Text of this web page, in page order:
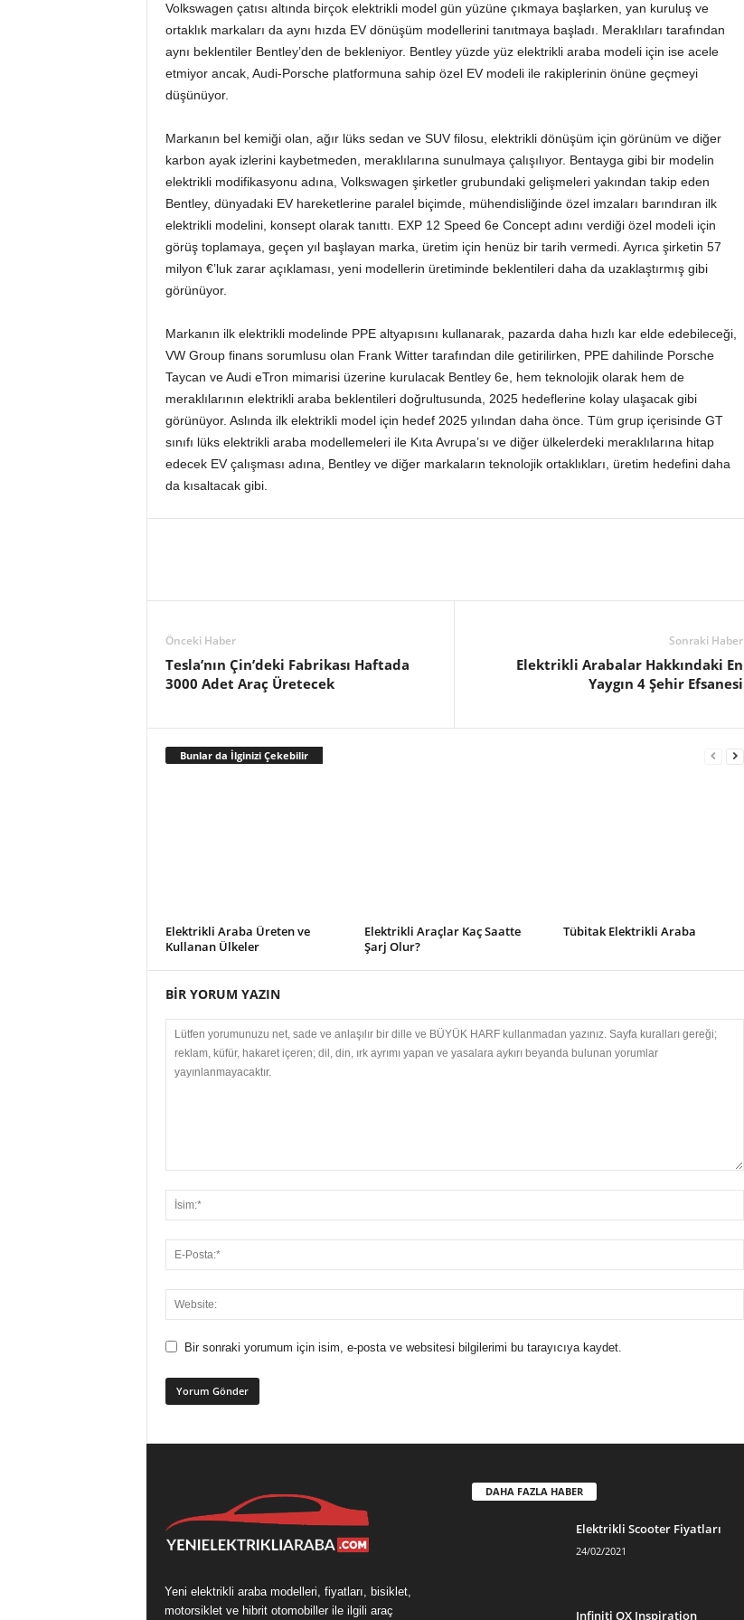
b
a
Volkswagen çatısı altında birçok elektrikli model gün yüzüne çıkmaya başlarken, yan kuruluş ve
ortaklık markaları da aynı hızda EV dönüşüm modellerini tanıtmaya başladı. Meraklıları tarafından
aynı beklentiler Bentley’den de bekleniyor. Bentley yüzde yüz elektrikli araba modeli için ise acele
etmiyor ancak, Audi-Porsche platformuna sahip özel EV modeli ile rakiplerinin önüne geçmeyi
düşünüyor.
Markanın bel kemiği olan, ağır lüks sedan ve SUV filosu, elektrikli dönüşüm için görünüm ve diğer
karbon ayak izlerini kaybetmeden, meraklılarına sunulmaya çalışılıyor. Bentayga gibi bir modelin
elektrikli modifikasyonu adına, Volkswagen şirketler grubundaki gelişmeleri yakından takip eden
Bentley, dünyadaki EV hareketlerine paralel biçimde, mühendisliğinde özel imzaları barındıran ilk
elektrikli modelini, konsept olarak tanıttı. EXP 12 Speed 6e Concept adını verdiği özel modeli için
görüş toplamaya, geçen yıl başlayan marka, üretim için henüz bir tarih vermedi. Ayrıca şirketin 57
milyon €’luk zarar açıklaması, yeni modellerin üretiminde beklentileri daha da uzaklaştırmış gibi
görünüyor.
Markanın ilk elektrikli modelinde PPE altyapısını kullanarak, pazarda daha hızlı kar elde edebileceği,
VW Group finans sorumlusu olan Frank Witter tarafından dile getirilirken, PPE dahilinde Porsche
Taycan ve Audi eTron mimarisi üzerine kurulacak Bentley 6e, hem teknolojik olarak hem de
meraklılarının elektrikli araba beklentileri doğrultusunda, 2025 hedeflerine kolay ulaşacak gibi
görünüyor. Aslında ilk elektrikli model için hedef 2025 yılından daha önce. Tüm grup içerisinde GT
sınıfı lüks elektrikli araba modellemeleri ile Kıta Avrupa’sı ve diğer ülkelerdeki meraklılarına hitap
edecek EV çalışması adına, Bentley ve diğer markaların teknolojik ortaklıkları, üretim hedefini daha
da kısaltacak gibi.
Önceki Haber
Tesla’nın Çin’deki Fabrikası Haftada
3000 Adet Araç Üretecek
Sonraki Haber
Elektrikli Arabalar Hakkındaki En
Yaygın 4 Şehir Efsanesi
Bunlar da İlginizi Çekebilir
Elektrikli Araba Üreten ve
Kullanan Ülkeler
Elektrikli Araçlar Kaç Saatte
Şarj Olur?
Tübitak Elektrikli Araba
BİR YORUM YAZIN
Bir sonraki yorumum için isim, e-posta ve websitesi bilgilerimi bu tarayıcıya kaydet.
Yeni elektrikli araba modelleri, fiyatları, bisiklet,
motorsiklet ve hibrit otomobiller ile ilgili araç
DAHA FAZLA HABER
Elektrikli Scooter Fiyatları
24/02/2021
Infiniti QX Inspiration